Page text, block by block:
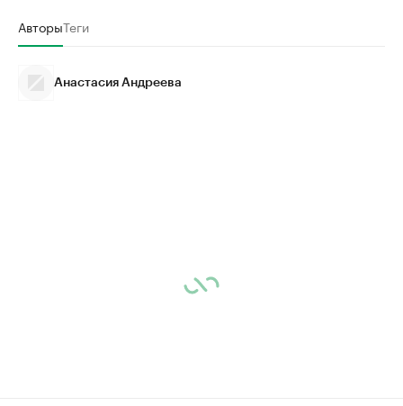
АвторыТеги
Анастасия Андреева